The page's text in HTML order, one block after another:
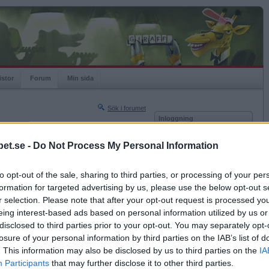
- Do Not Process My Personal Information
opt-out of the sale, sharing to third parties, or processing of your
for targeted advertising by us, please use the below opt-out
selection. Please note that after your opt-out request is processed
interest-based ads based on personal information utilized by us
to third parties prior to your opt-out. You may separately
of your personal information by third parties on the IAB’s list of
This information may also be disclosed by us to third parties on the
Participants that may further disclose it to other third parties.
Forum Min sida
Sök i forumet
Nästa sida »
2013-04-01 23:03
som bedrivs på universitet.
på kroppen.
Inloggning
Kom ihåg mig
Glömt ditt lösenord?
Få ny aktiveringslänk
Betapet är gratis!